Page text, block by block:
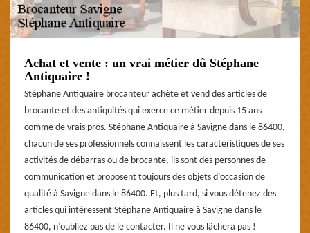
Achat et vente : un vrai métier dû Stéphane
Antiquaire !
Stéphane Antiquaire brocanteur achète et vend des articles de
brocante et des antiquités qui exerce ce métier depuis 15 ans
comme de vrais pros. Stéphane Antiquaire à Savigne dans le 86400,
chacun de ses professionnels connaissent les caractéristiques de ses
activités de débarras ou de brocante, ils sont des personnes de
communication et proposent toujours des objets d’occasion de
qualité à Savigne dans le 86400. Et, plus tard, si vous détenez des
articles qui intéressent Stéphane Antiquaire à Savigne dans le
86400, n’oubliez pas de le contacter. Il ne vous lâchera pas !